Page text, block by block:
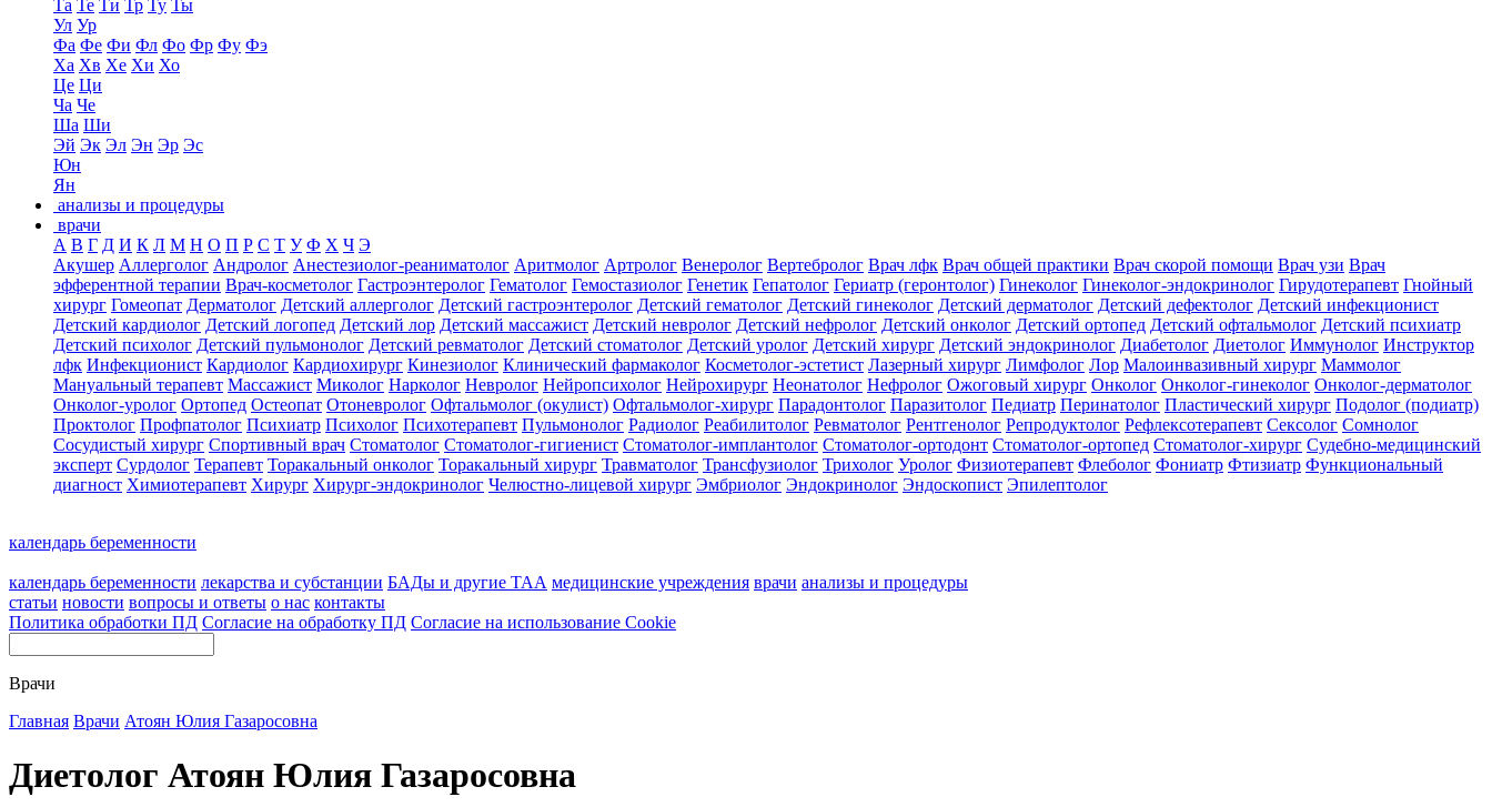
Та Те Ти Тр Ту Ты
Ул Ур
Фа Фе Фи Фл Фо Фр Фу Фэ
Ха Хв Хе Хи Хо
Це Ци
Ча Че
Ша Ши
Эй Эк Эл Эн Эр Эс
Юн
Ян
анализы и процедуры
врачи
А В Г Д И К Л М Н О П Р С Т У Ф Х Ч Э
Акушер Аллерголог Андролог Анестезиолог-реаниматолог Аритмолог Артролог Венеролог Вертебролог Врач лфк Врач общей практики Врач скорой помощи Врач узи Врач
эфферентной терапии Врач-косметолог Гастроэнтеролог Гематолог Гемостазиолог Генетик Гепатолог Гериатр (геронтолог) Гинеколог Гинеколог-эндокринолог Гирудотерапевт Гнойный
хирург Гомеопат Дерматолог Детский аллерголог Детский гастроэнтеролог Детский гематолог Детский гинеколог Детский дерматолог Детский дефектолог Детский инфекционист
Детский кардиолог Детский логопед Детский лор Детский массажист Детский невролог Детский нефролог Детский онколог Детский ортопед Детский офтальмолог Детский психиатр
Детский психолог Детский пульмонолог Детский ревматолог Детский стоматолог Детский уролог Детский хирург Детский эндокринолог Диабетолог Диетолог Иммунолог Инструктор
лфк Инфекционист Кардиолог Кардиохирург Кинезиолог Клинический фармаколог Косметолог-эстетист Лазерный хирург Лимфолог Лор Малоинвазивный хирург Маммолог
Мануальный терапевт Массажист Миколог Нарколог Невролог Нейропсихолог Нейрохирург Неонатолог Нефролог Ожоговый хирург Онколог Онколог-гинеколог Онколог-дерматолог
Онколог-уролог Ортопед Остеопат Отоневролог Офтальмолог (окулист) Офтальмолог-хирург Парадонтолог Паразитолог Педиатр Перинатолог Пластический хирург Подолог (подиатр)
Проктолог Профпатолог Психиатр Психолог Психотерапевт Пульмонолог Радиолог Реабилитолог Ревматолог Рентгенолог Репродуктолог Рефлексотерапевт Сексолог Сомнолог
Сосудистый хирург Спортивный врач Стоматолог Стоматолог-гигиенист Стоматолог-имплантолог Стоматолог-ортодонт Стоматолог-ортопед Стоматолог-хирург Судебно-медицинский
эксперт Сурдолог Терапевт Торакальный онколог Торакальный хирург Травматолог Трансфузиолог Трихолог Уролог Физиотерапевт Флеболог Фониатр Фтизиатр Функциональный
диагност Химиотерапевт Хирург Хирург-эндокринолог Челюстно-лицевой хирург Эмбриолог Эндокринолог Эндоскопист Эпилептолог
календарь беременности
календарь беременности лекарства и субстанции БАДы и другие ТАА медицинские учреждения врачи анализы и процедуры
статьи новости вопросы и ответы о нас контакты
Политика обработки ПД Согласие на обработку ПД Согласие на использование Cookie
Врачи
Главная Врачи Атоян Юлия Газаросовна
Диетолог Атоян Юлия Газаросовна